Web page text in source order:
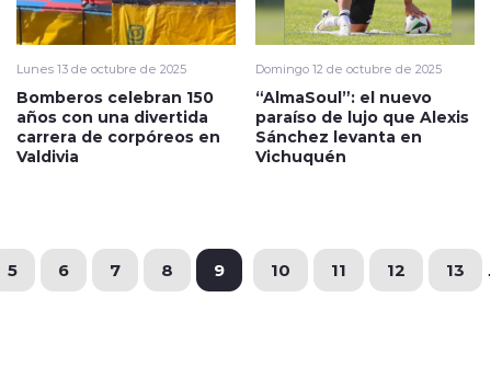
Lunes 13 de octubre de 2025
Bomberos celebran 150
años con una divertida
carrera de corpóreos en
Valdivia
Domingo 12 de octubre de 2025
“AlmaSoul”: el nuevo
paraíso de lujo que Alexis
Sánchez levanta en
Vichuquén
5 6 7 8 9 10 11 12 13